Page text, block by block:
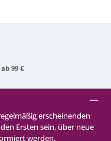
ab 99 €
erscheinenden
Ersten sein, über neue
werden.